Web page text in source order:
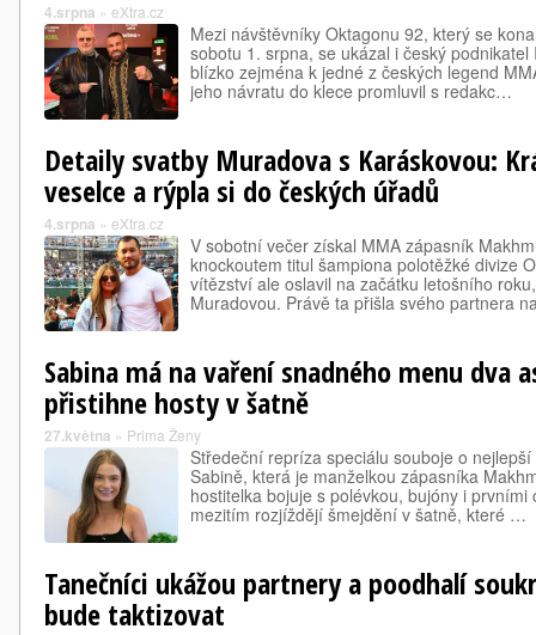
4.srpna » eXtra.cz
Mezi návštěvníky Oktagonu 92, který se
sobotu 1. srpna, se ukázal i český
blízko zejména k jedné z českých legend
jeho návratu do klece promluvil s redakc…
Detaily svatby Muradova s Karáskovou:
veselce a rýpla si do českých úřadů
4.srpna » eXtra.cz
V sobotní večer získal MMA zápasník
knockoutem titul šampiona polotěžké divize
vítězství ale oslavil na začátku letošního
Muradovou. Právě ta přišla svého partnera
Sabina má na vaření snadného menu dva
přistihne hosty v šatně
27.května » Prima Ženy
Středeční repríza speciálu souboje o
Sabině, která je manželkou zápasníka
hostitelka bojuje s polévkou, bujóny i prvními
mezitím rozjíždějí šmejdění v šatně, které …
Tanečníci ukážou partnery a poodhalí
bude taktizovat